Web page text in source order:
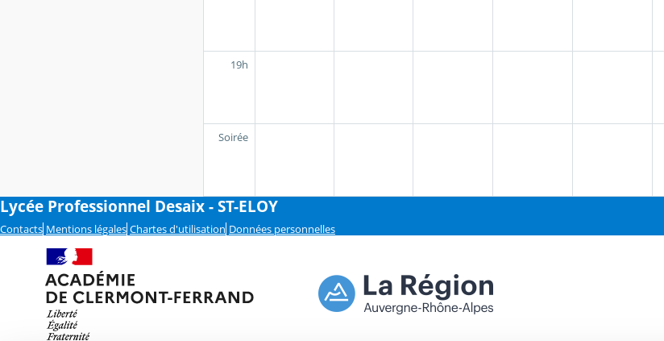
19h
Soirée
Lycée Professionnel Desaix - ST-ELOY
Contacts Mentions légales Chartes d'utilisation Données personnelles